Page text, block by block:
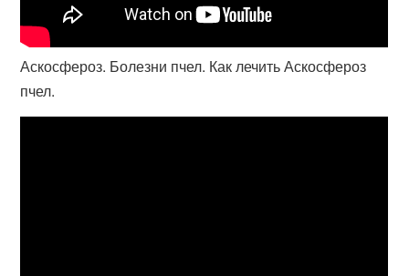
Аскосфероз. Болезни пчел. Как лечить Аскосфероз
пчел.